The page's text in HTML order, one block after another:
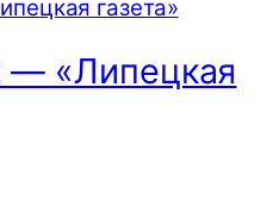
— «Липецкая